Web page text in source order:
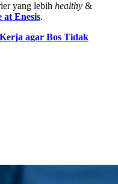
yang lebih healthy &
at Enesis.
agar Bos Tidak